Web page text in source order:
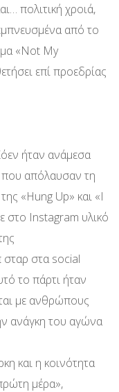
πολιτική χροιά,
από το
«Not My
επί προεδρίας
ήταν ανάμεσα
που απόλαυσαν τη
«Hung Up» και «I
στο Instagram υλικό
στα social
το πάρτι ήταν
με ανθρώπους
ανάγκη του αγώνα
και η κοινότητα
μέρα»,